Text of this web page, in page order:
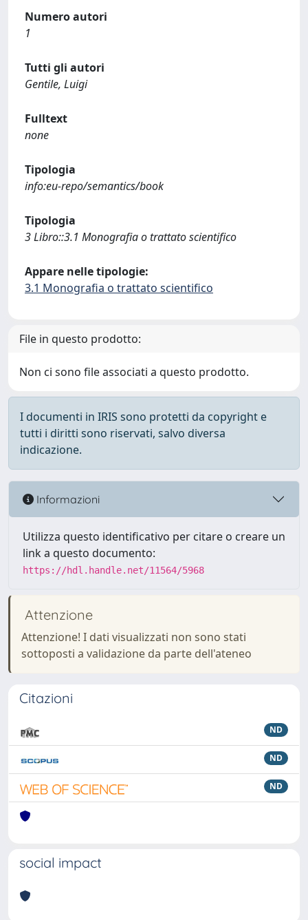
Numero autori
1
Tutti gli autori
Gentile, Luigi
Fulltext
none
Tipologia
info:eu-repo/semantics/book
Tipologia
3 Libro::3.1 Monografia o trattato scientifico
Appare nelle tipologie:
3.1 Monografia o trattato scientifico
File in questo prodotto:
Non ci sono file associati a questo prodotto.
I documenti in IRIS sono protetti da copyright e
tutti i diritti sono riservati, salvo diversa
indicazione.
Informazioni
Utilizza questo identificativo per citare o creare un
link a questo documento:
https://hdl.handle.net/11564/5968
Attenzione
Attenzione! I dati visualizzati non sono stati
sottoposti a validazione da parte dell'ateneo
Citazioni
ND
ND
ND
social impact